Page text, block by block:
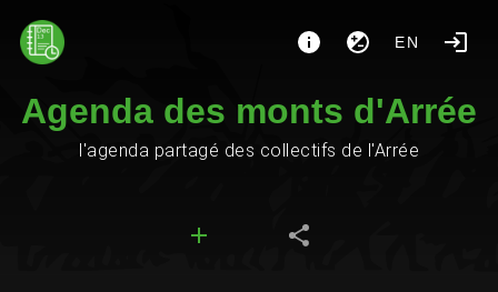
EN
Agenda des monts d'Arrée
l'agenda partagé des collectifs de l'Arrée